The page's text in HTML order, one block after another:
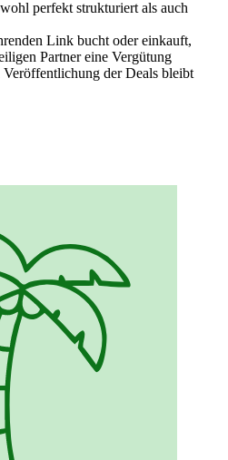
perfekt strukturiert als auch
Link bucht oder einkauft,
Partner eine Vergütung
der Deals bleibt